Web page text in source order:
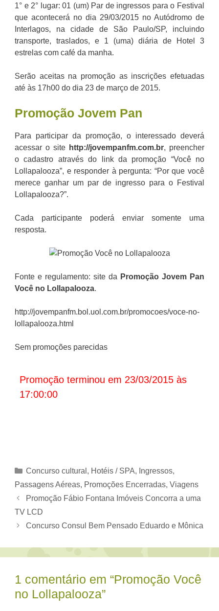
1° e 2° lugar: 01 (um) Par de ingressos para o Festival
que acontecerá no dia 29/03/2015 no Autódromo de
Interlagos, na cidade de São Paulo/SP, incluindo
transporte, traslados, e 1 (uma) diária de Hotel 3
estrelas com café da manha.
Serão aceitas na promoção as inscrições efetuadas
até às 17h00 do dia 23 de março de 2015.
Promoção Jovem Pan
Para participar da promoção, o interessado deverá
acessar o site http://jovempanfm.com.br, preencher
o cadastro através do link da promoção “Você no
Lollapalooza”, e responder à pergunta: “Por que você
merece ganhar um par de ingresso para o Festival
Lollapalooza?”.
Cada participante poderá enviar somente uma
resposta.
Fonte e regulamento: site da Promoção Jovem Pan
Você no Lollapalooza.
http://jovempanfm.bol.uol.com.br/promocoes/voce-no-
lollapalooza.html
Sem promoções parecidas
Promoção terminou em 23/03/2015 às
17:00:00
Categorias
Concurso cultural , Hotéis / SPA, Ingressos,
Passagens Aéreas, Promoções Encerradas, Viagens
Promoção Fábio Fontana Imóveis Concorra a uma
TV LCD
Concurso Consul Bem Pensado Eduardo e Mônica
1 comentário em “Promoção Você
no Lollapalooza”